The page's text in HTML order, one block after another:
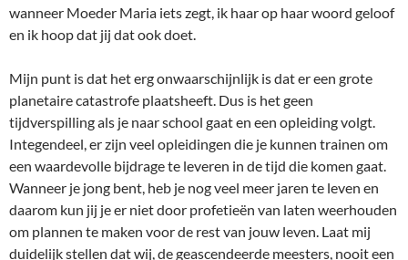
wanneer Moeder Maria iets zegt, ik haar op haar woord geloof
en ik hoop dat jij dat ook doet.
Mijn punt is dat het erg onwaarschijnlijk is dat er een grote
planetaire catastrofe plaatsheeft. Dus is het geen
tijdverspilling als je naar school gaat en een opleiding volgt.
Integendeel, er zijn veel opleidingen die je kunnen trainen om
een waardevolle bijdrage te leveren in de tijd die komen gaat.
Wanneer je jong bent, heb je nog veel meer jaren te leven en
daarom kun jij je er niet door profetieën van laten weerhouden
om plannen te maken voor de rest van jouw leven. Laat mij
duidelijk stellen dat wij, de geascendeerde meesters, nooit een